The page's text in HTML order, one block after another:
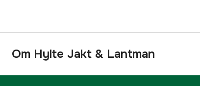
Om Hylte Jakt & Lantman